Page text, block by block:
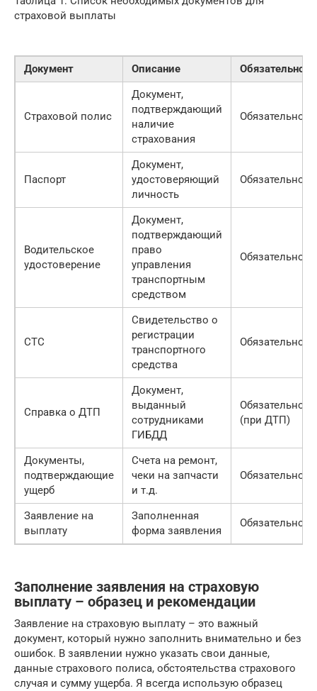
страховой выплаты
Документ Описание
Страховой полис
Документ,
подтверждающий
наличие
страхования
Обязательно
Паспорт
Документ,
удостоверяющий
личность
Обязательно
Водительское
удостоверение
Документ,
подтверждающий
право
управления
транспортным
средством
Обязательно
СТС
Свидетельство о
регистрации
транспортного
средства
Обязательно
Справка о ДТП
Документ,
выданный
сотрудниками
ГИБДД
Обязательно
(при ДТП)
Документы,
подтверждающие
ущерб
Счета на ремонт,
чеки на запчасти
и т.д.
Обязательно
Заявление на
выплату
Заполненная
форма заявления
Обязательно
Заполнение заявления на страховую
выплату – образец и рекомендации
Заявление на страховую выплату – это важный
документ, который нужно заполнить внимательно и без
ошибок. В заявлении нужно указать свои данные,
данные страхового полиса, обстоятельства страхового
случая и сумму ущерба. Я всегда использую образец